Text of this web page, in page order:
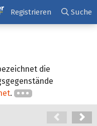
Registrieren Suche
die
.